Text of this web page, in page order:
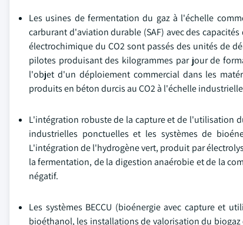
Les usines de fermentation du gaz à l'échelle
carburant d'aviation durable (SAF) avec des
électrochimique du CO2 sont passés des unités de
pilotes produisant des kilogrammes par jour de
l'objet d'un déploiement commercial dans les
produits en béton durcis au CO2 à l'échelle
L'intégration robuste de la capture et de l'utilisation
industrielles ponctuelles et les systèmes de
L'intégration de l'hydrogène vert, produit par
la fermentation, de la digestion anaérobie et de la
négatif.
Les systèmes BECCU (bioénergie avec capture et
bioéthanol, les installations de valorisation du